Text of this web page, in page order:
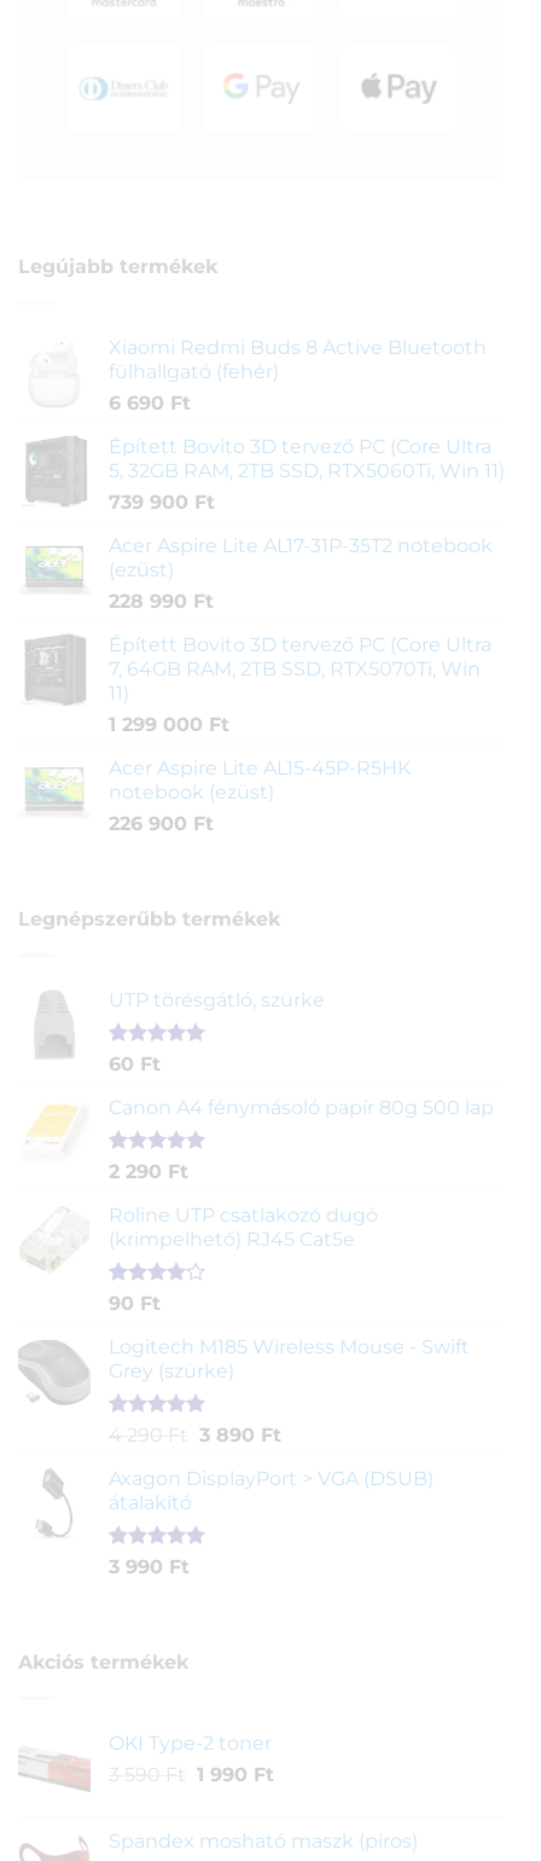
Legújabb termékek
Xiaomi Redmi Buds 8 Active Bluetooth
fülhallgató (fehér)
6 690 Ft
Épített Bovito 3D tervező PC (Core Ultra
5, 32GB RAM, 2TB SSD, RTX5060Ti, Win 11)
739 900 Ft
Acer Aspire Lite AL17-31P-35T2 notebook
(ezüst)
228 990 Ft
Épített Bovito 3D tervező PC (Core Ultra
7, 64GB RAM, 2TB SSD, RTX5070Ti, Win
11)
1 299 000 Ft
Acer Aspire Lite AL15-45P-R5HK
notebook (ezüst)
226 900 Ft
Legnépszerűbb termékek
UTP törésgátló, szürke
Értékelés
ből,
1
értékelés
alapján
60 Ft
Canon A4 fénymásoló papír 80g 500 lap
Értékelés
ből,
2
értékelés
alapján
2 290 Ft
Roline UTP csatlakozó dugó
(krimpelhető) RJ45 Cat5e
Értékelés
5-ből,
2
értékelés
alapján
90 Ft
Logitech M185 Wireless Mouse - Swift
Grey (szürke)
Értékelés
ből,
1
értékelés
alapján
4 290 Ft Original
was:
290 Ft.
3 890 FtCurrent
is:
Axagon DisplayPort > VGA (DSUB)
átalakító
Értékelés
1
3 990 Ft
Akciós termékek
OKI Type-2 toner
3 590 Ft
Original
3
1 990 FtCurrent
1
Spandex mosható maszk (piros)